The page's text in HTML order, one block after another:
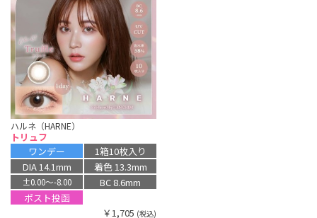
ハルネ（HARNE）
トリュフ
ワンデー
1箱10枚入り
DIA 14.1mm
着色 13.3mm
±0.00〜-8.00
BC 8.6mm
ポスト投函
￥1,705 (税込)